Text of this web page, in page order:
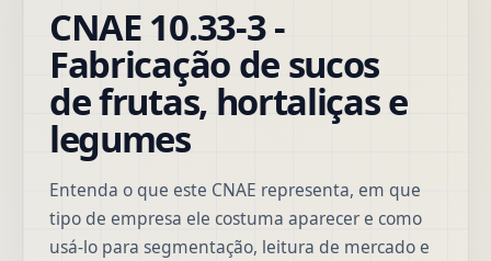
CNAE 10.33-3 -
Fabricação de sucos
de frutas, hortaliças e
legumes
Entenda o que este CNAE representa, em que
tipo de empresa ele costuma aparecer e como
usá-lo para segmentação, leitura de mercado e